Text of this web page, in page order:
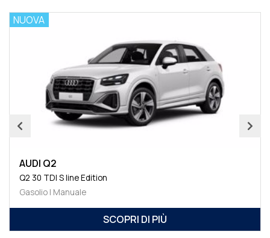
NUOVA
AUDI Q2
Q2 30 TDI S line Edition
Gasolio | Manuale
SCOPRI DI PIÙ